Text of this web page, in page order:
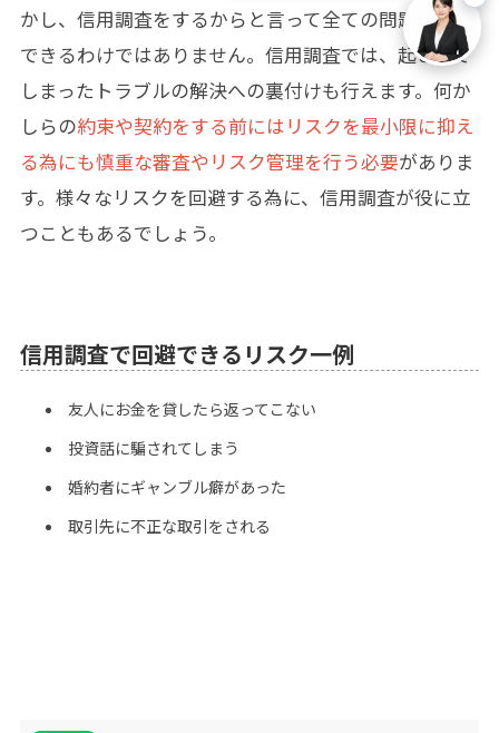
かし、信用調査をするからと言って全ての問題を回避
できるわけではありません。信用調査では、起こって
しまったトラブルの解決への裏付けも行えます。何か
しらの約束や契約をする前にはリスクを最小限に抑え
る為にも慎重な審査やリスク管理を行う必要がありま
す。様々なリスクを回避する為に、信用調査が役に立
つこともあるでしょう。
信用調査で回避できるリスク一例
友人にお金を貸したら返ってこない
投資話に騙されてしまう
婚約者にギャンブル癖があった
取引先に不正な取引をされる